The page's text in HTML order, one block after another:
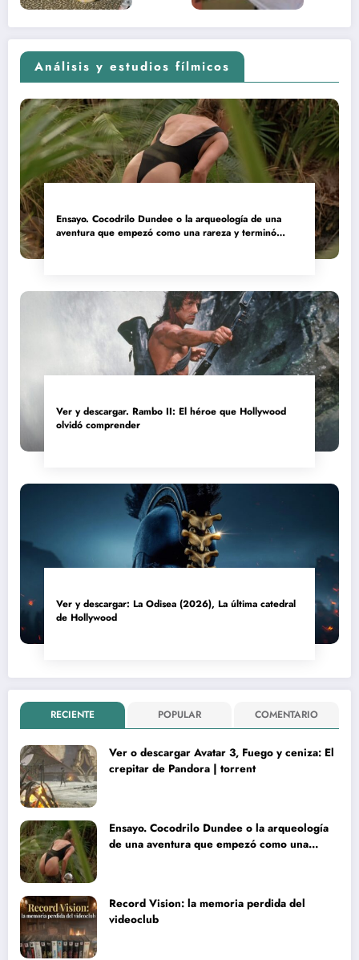
Análisis y estudios fílmicos
Ensayo. Cocodrilo Dundee o la arqueología de una
aventura que empezó como una rareza y terminó
Ver y descargar. Rambo II: El héroe que Hollywood
olvidó comprender
Ver y descargar: La Odisea (2026), La última catedral
de Hollywood
RECIENTE POPULAR COMENTARIO
Ver o descargar Avatar 3, Fuego y ceniza: El
crepitar de Pandora | torrent
Ensayo. Cocodrilo Dundee o la arqueología
de una aventura que empezó como una
Record Vision: la memoria perdida del
videoclub